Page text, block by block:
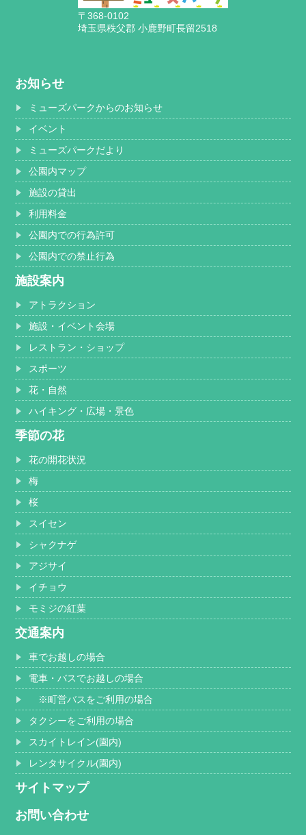
〒368-0102
埼玉県秩父郡 小鹿野町長留2518
お知らせ
ミューズパークからのお知らせ
イベント
ミューズパークだより
公園内マップ
施設の貸出
利用料金
公園内での行為許可
公園内での禁止行為
施設案内
アトラクション
施設・イベント会場
レストラン・ショップ
スポーツ
花・自然
ハイキング・広場・景色
季節の花
花の開花状況
梅
桜
スイセン
シャクナゲ
アジサイ
イチョウ
モミジの紅葉
交通案内
車でお越しの場合
電車・バスでお越しの場合
※町営バスをご利用の場合
タクシーをご利用の場合
スカイトレイン(園内)
レンタサイクル(園内)
サイトマップ
お問い合わせ